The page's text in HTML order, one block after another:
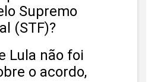
Supremo
(STF)?
Lula não foi
o acordo,